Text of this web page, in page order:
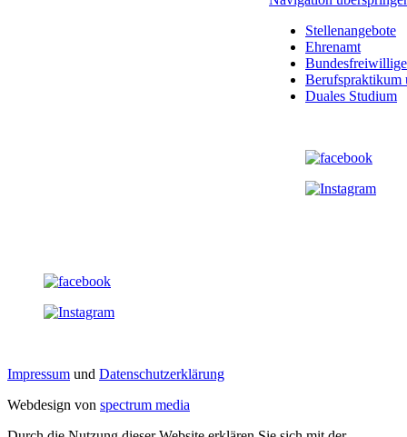
Stellenangebote
Ehrenamt
Berufspraktikum
Duales Studium
Impressum und Datenschutzerklärung
Webdesign von spectrum media